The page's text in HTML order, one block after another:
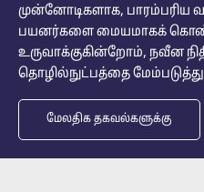
முன்னோடிகளாக, பாரம்பரிய
பயனர்களை மையமாகக்
உருவாக்குகின்றோம், நவீன
தொழில்நுட்பத்தை
மேலதிக தகவல்களுக்கு